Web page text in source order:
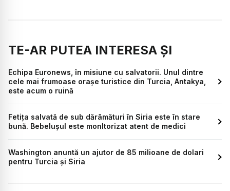
TE-AR PUTEA INTERESA ȘI
Echipa Euronews, în misiune cu salvatorii. Unul dintre
cele mai frumoase orașe turistice din Turcia, Antakya,
este acum o ruină
Fetița salvată de sub dărâmături în Siria este în stare
bună. Bebelușul este monItorizat atent de medici
Washington anuntă un ajutor de 85 milioane de dolari
pentru Turcia și Siria